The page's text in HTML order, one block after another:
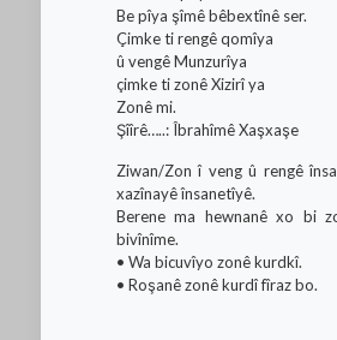
Be pîya şîmê bêbextînê ser.
Çimke ti rengê qomîya
û vengê Munzurîya
çimke ti zonê Xizirî ya
Zonê mi.
Şîîrê…..: Îbrahîmê Xaşxaşe
Ziwan/Zon î veng û rengê
xazînayê însanetîyê.
Berene ma hewnanê xo bi
bivînîme.
• Wa bicuvîyo zonê kurdkî.
• Roşanê zonê kurdî fîraz bo.